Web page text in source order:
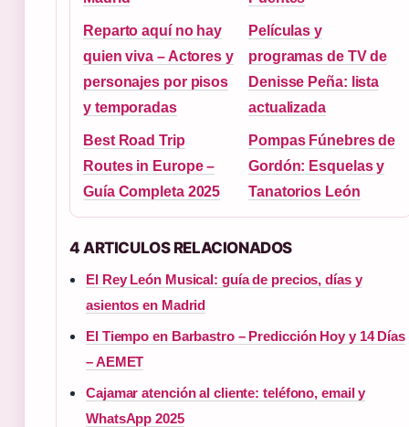
Reparto aquí no hay
quien viva – Actores y
personajes por pisos
y temporadas
Películas y
programas de TV de
Denisse Peña: lista
actualizada
Best Road Trip
Routes in Europe –
Guía Completa 2025
Pompas Fúnebres de
Gordón: Esquelas y
Tanatorios León
4 ARTICULOS RELACIONADOS
El Rey León Musical: guía de precios, días y
asientos en Madrid
El Tiempo en Barbastro – Predicción Hoy y 14 Días
– AEMET
Cajamar atención al cliente: teléfono, email y
WhatsApp 2025